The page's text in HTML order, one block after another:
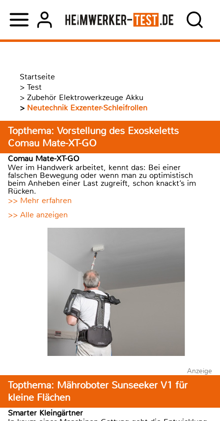
Startseite
> Test
> Zubehör Elektrowerkzeuge Akku
> Neutechnik Exzenter-Schleifrollen
Topthema: Vorstellung des Exoskeletts
Comau Mate-XT-GO
Comau Mate-XT-GO
Wer im Handwerk arbeitet, kennt das: Bei einer
falschen Bewegung oder wenn man zu optimistisch
beim Anheben einer Last zugreift, schon knackt’s im
Rücken.
>> Mehr erfahren
>> Alle anzeigen
Anzeige
Topthema: Mähroboter Sunseeker V1 für
kleine Flächen
Smarter Kleingärtner